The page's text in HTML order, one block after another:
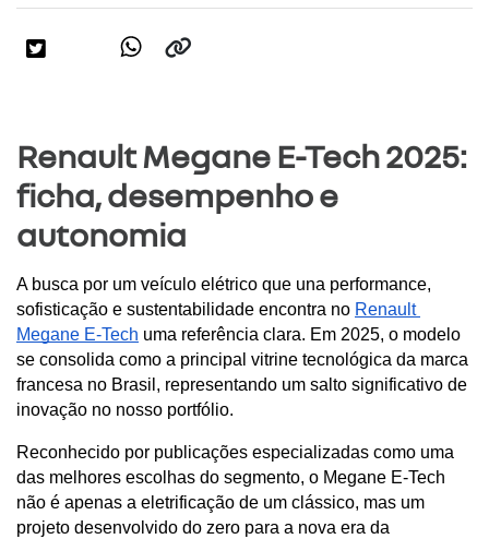
Renault Megane E-Tech 2025:
ficha, desempenho e
autonomia
A busca por um veículo elétrico que una performance,
sofisticação e sustentabilidade encontra no Renault
Megane E-Tech uma referência clara. Em 2025, o modelo
se consolida como a principal vitrine tecnológica da marca
francesa no Brasil, representando um salto significativo de
inovação no nosso portfólio.
Reconhecido por publicações especializadas como uma
das melhores escolhas do segmento, o Megane E-Tech
não é apenas a eletrificação de um clássico, mas um
projeto desenvolvido do zero para a nova era da